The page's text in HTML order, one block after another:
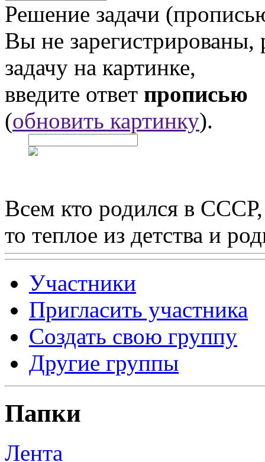
Решение задачи
Вы не
задачу на картинке,
введите ответ прописью
(обновить картинку).
Всем кто родился в
то теплое из детства и
Участники
Пригласить участника
Создать свою группу
Другие группы
Папки
Лента